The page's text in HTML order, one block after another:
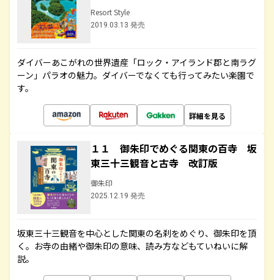
Resort Style
2019.03.13 発売
ダイバーあこがれの世界遺産「ロック・アイランド郡と南ラグ
ーン」パラオの魅力。ダイバーでなくても行ってみたい楽園で
す。
詳細を見る
１１ 御朱印でめぐる関東の百寺 坂
東三十三観音と古寺 改訂版
御朱印
2025.12.19 発売
坂東三十三観音を中心とした関東の名刹をめぐり、御朱印を頂
く。お寺の由緒や御朱印の意味、読み方などもていねいに解
説。